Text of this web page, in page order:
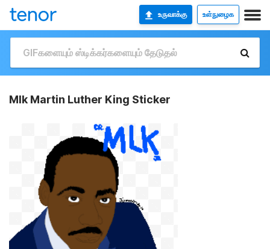
உருவாக்கு உள்நுழைக
Mlk Martin Luther King Sticker